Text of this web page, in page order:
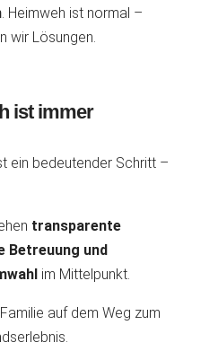
. Heimweh ist normal –
wir Lösungen.
ist immer
ein bedeutender Schritt –
transparente
Betreuung und
im Mittelpunkt.
auf dem Weg zum